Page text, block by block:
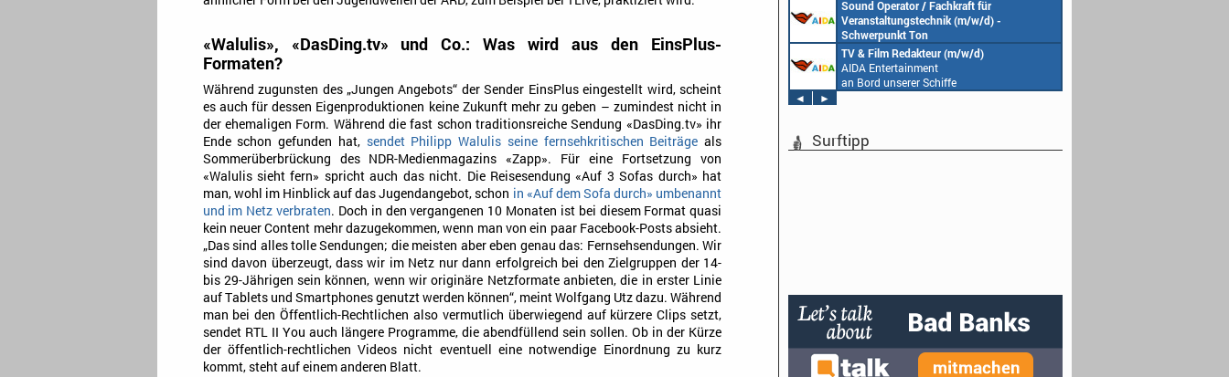
«Walulis», «DasDing.tv» und Co.: Was wird aus den EinsPlus-
Formaten?
Während zugunsten des „Jungen Angebots“ der Sender EinsPlus eingestellt wird, scheint
es auch für dessen Eigenproduktionen keine Zukunft mehr zu geben – zumindest nicht in
der ehemaligen Form. Während die fast schon traditionsreiche Sendung «DasDing.tv» ihr
Ende schon gefunden hat, sendet Philipp Walulis seine fernsehkritischen Beiträge als
Sommerüberbrückung des NDR-Medienmagazins «Zapp». Für eine Fortsetzung von
«Walulis sieht fern» spricht auch das nicht. Die Reisesendung «Auf 3 Sofas durch» hat
man, wohl im Hinblick auf das Jugendangebot, schon in «Auf dem Sofa durch» umbenannt
und im Netz verbraten. Doch in den vergangenen 10 Monaten ist bei diesem Format quasi
kein neuer Content mehr dazugekommen, wenn man von ein paar Facebook-Posts absieht.
„Das sind alles tolle Sendungen; die meisten aber eben genau das: Fernsehsendungen. Wir
sind davon überzeugt, dass wir im Netz nur dann erfolgreich bei den Zielgruppen der 14-
bis 29-Jährigen sein können, wenn wir originäre Netzformate anbieten, die in erster Linie
auf Tablets und Smartphones genutzt werden können“, meint Wolfgang Utz dazu. Während
man bei den Öffentlich-Rechtlichen also vermutlich überwiegend auf kürzere Clips setzt,
sendet RTL II You auch längere Programme, die abendfüllend sein sollen. Ob in der Kürze
der öffentlich-rechtlichen Videos nicht eventuell eine notwendige Einordnung zu kurz
kommt, steht auf einem anderen Blatt.
Sound Operator / Fachkraft für
Veranstaltungstechnik (m/w/d) -
Schwerpunkt Ton
AIDA Entertainment
TV & Film Redakteur (m/w/d)
an Bord unserer Schiffe
Redaktionsleitung (w/m/d)
Endemol Shine Group Germany GmbH
Producer (w/m/d)
Endemol Shine Group Germany GmbH
Köln
◄
►
Surftipp